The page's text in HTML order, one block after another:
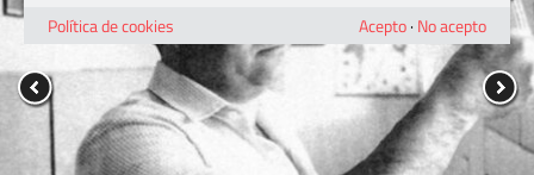
Política de cookies
Acepto· No acepto